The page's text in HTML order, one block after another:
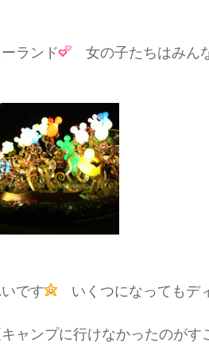
ランド 女の子たちはみん
です いくつになってもデ
ャンプに行けなかったのがす